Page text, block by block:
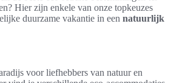
Hier zijn enkele van onze topkeuzes
duurzame vakantie in een natuurlijk
voor liefhebbers van natuur en